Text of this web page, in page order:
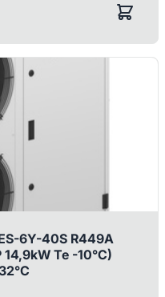
6Y-40S R449A
Te -10°C)